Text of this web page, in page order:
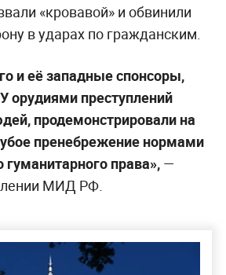
«кровавой» и обвинили
в ударах по гражданским.
и её западные спонсоры,
преступлений
продемонстрировали на
пренебрежение нормами
права», —
МИД РФ.